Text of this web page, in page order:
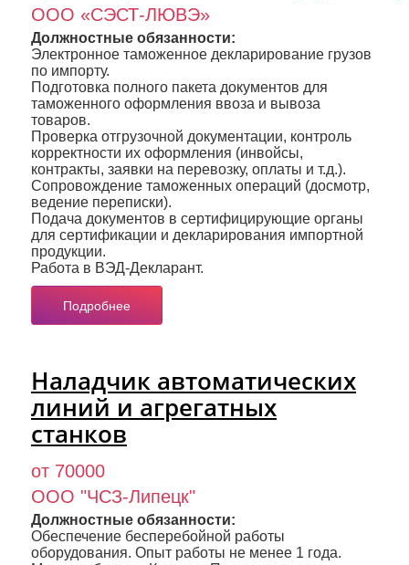
ООО «СЭСТ-ЛЮВЭ»
Должностные обязанности:
Электронное таможенное декларирование грузов
по импорту.
Подготовка полного пакета документов для
таможенного оформления ввоза и вывоза
товаров.
Проверка отгрузочной документации, контроль
корректности их оформления (инвойсы,
контракты, заявки на перевозку, оплаты и т.д.).
Сопровождение таможенных операций (досмотр,
ведение переписки).
Подача документов в сертифицирующие органы
для сертификации и декларирования импортной
продукции.
Работа в ВЭД-Декларант.
Подробнее
Наладчик автоматических
линий и агрегатных
станков
от 70000
ООО "ЧСЗ-Липецк"
Должностные обязанности:
Обеспечение бесперебойной работы
оборудования. Опыт работы не менее 1 года.